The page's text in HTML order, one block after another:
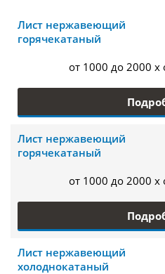
Лист нержавеющий
горячекатаный
от 1000 до 2000 x
Лист нержавеющий
горячекатаный
от 1000 до 2000 x
Лист нержавеющий
холоднокатаный